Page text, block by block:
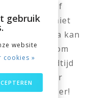
te onrustig of
die maar niet
slaapschema kan
je uit waarom
welke bedtijd
een haalbaar
snel verder!
gebruik
website
cookies »